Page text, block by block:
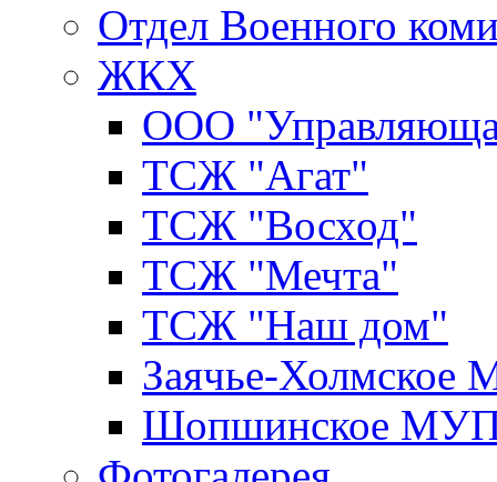
Отдел Военного
ЖКХ
ООО
ТСЖ "Агат"
ТСЖ "Восход"
ТСЖ "Мечта"
ТСЖ "Наш дом"
Заячье-
Шопшинское